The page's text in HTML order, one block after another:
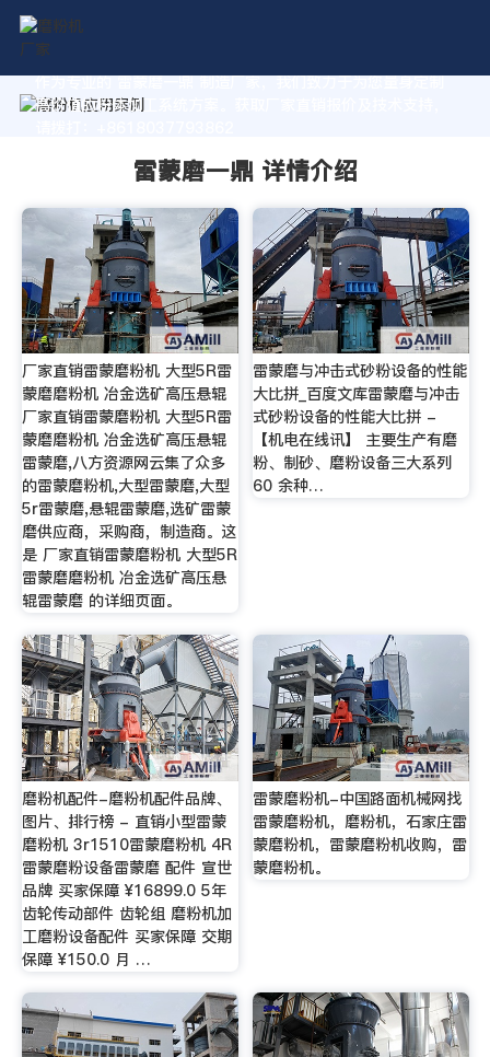
作为专业的 雷蒙磨一鼎 制造厂家，我们致力于为您量身定制
高价值的粉体加工系统方案。获取厂家直销报价及技术支持，
雷蒙磨一鼎 详情介绍
厂家直销雷蒙磨粉机 大型5R雷
蒙磨磨粉机 冶金选矿高压悬辊
厂家直销雷蒙磨粉机 大型5R雷
蒙磨磨粉机 冶金选矿高压悬辊
雷蒙磨,八方资源网云集了众多
的雷蒙磨粉机,大型雷蒙磨,大型
5r雷蒙磨,悬辊雷蒙磨,选矿雷蒙
磨供应商，采购商，制造商。这
是 厂家直销雷蒙磨粉机 大型5R
雷蒙磨磨粉机 冶金选矿高压悬
辊雷蒙磨 的详细页面。
雷蒙磨与冲击式砂粉设备的性能
大比拼_百度文库雷蒙磨与冲击
式砂粉设备的性能大比拼 -
【机电在线讯】 主要生产有磨
粉、制砂、磨粉设备三大系列
60 余种…
磨粉机配件-磨粉机配件品牌、
图片、排行榜 - 直销小型雷蒙
磨粉机 3r1510雷蒙磨粉机 4R
雷蒙磨粉设备雷蒙磨 配件 宣世
品牌 买家保障 ¥16899.0 5年
齿轮传动部件 齿轮组 磨粉机加
工磨粉设备配件 买家保障 交期
保障 ¥150.0 月 …
雷蒙磨粉机-中国路面机械网找
雷蒙磨粉机，磨粉机，石家庄雷
蒙磨粉机，雷蒙磨粉机收购，雷
蒙磨粉机。